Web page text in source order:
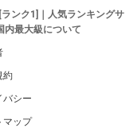
ンク1]｜人気ランキングサ
内最大級について
約
バシー
マップ